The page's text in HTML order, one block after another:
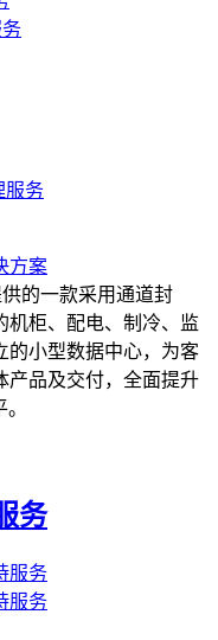
服务
方案
的一款采用通道封
机柜、配电、制冷、监
的小型数据中心，为客
产品及交付，全面提升
务
服务
服务